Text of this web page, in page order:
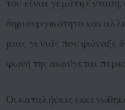
δημιουργικότητα και
μιας γενιάς που φώναξε
φωνή της ακούγεται
Οι καταλήψεις